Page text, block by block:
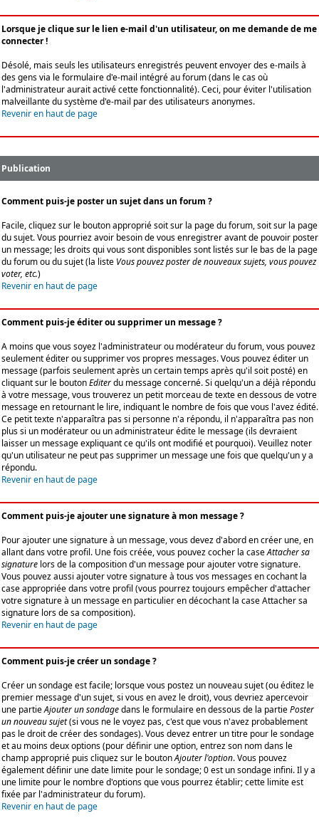
Lorsque je clique sur le lien e-mail d'un utilisateur, on me demande de me
connecter !
Désolé, mais seuls les utilisateurs enregistrés peuvent envoyer des e-mails à
des gens via le formulaire d'e-mail intégré au forum (dans le cas où
l'administrateur aurait activé cette fonctionnalité). Ceci, pour éviter l'utilisation
malveillante du système d'e-mail par des utilisateurs anonymes.
Revenir en haut de page
Publication
Comment puis-je poster un sujet dans un forum ?
Facile, cliquez sur le bouton approprié soit sur la page du forum, soit sur la page
du sujet. Vous pourriez avoir besoin de vous enregistrer avant de pouvoir poster
un message; les droits qui vous sont disponibles sont listés sur le bas de la page
du forum ou du sujet (la liste Vous pouvez poster de nouveaux sujets, vous pouvez
voter, etc.)
Revenir en haut de page
Comment puis-je éditer ou supprimer un message ?
A moins que vous soyez l'administrateur ou modérateur du forum, vous pouvez
seulement éditer ou supprimer vos propres messages. Vous pouvez éditer un
message (parfois seulement après un certain temps après qu'il soit posté) en
cliquant sur le boutonEditerdu message concerné. Si quelqu'un a déjà répondu
à votre message, vous trouverez un petit morceau de texte en dessous de votre
message en retournant le lire, indiquant le nombre de fois que vous l'avez édité.
Ce petit texte n'apparaîtra pas si personne n'a répondu, il n'apparaîtra pas non
plus si un modérateur ou un administrateur édite le message (ils devraient
laisser un message expliquant ce qu'ils ont modifié et pourquoi). Veuillez noter
qu'un utilisateur ne peut pas supprimer un message une fois que quelqu'un y a
répondu.
Revenir en haut de page
Comment puis-je ajouter une signature à mon message ?
Pour ajouter une signature à un message, vous devez d'abord en créer une, en
allant dans votre profil. Une fois créée, vous pouvez cocher la caseAttacher sa
signature lors de la composition d'un message pour ajouter votre signature.
Vous pouvez aussi ajouter votre signature à tous vos messages en cochant la
case appropriée dans votre profil (vous pourrez toujours empêcher d'attacher
votre signature à un message en particulier en décochant la case Attacher sa
signature lors de sa composition).
Revenir en haut de page
Comment puis-je créer un sondage ?
Créer un sondage est facile; lorsque vous postez un nouveau sujet (ou éditez le
premier message d'un sujet, si vous en avez le droit), vous devriez apercevoir
une partieAjouter un sondagedans le formulaire en dessous de la partiePoster
un nouveau sujet(si vous ne le voyez pas, c'est que vous n'avez probablement
pas le droit de créer des sondages). Vous devez entrer un titre pour le sondage
et au moins deux options (pour définir une option, entrez son nom dans le
champ approprié puis cliquez sur le boutonAjouter l'option. Vous pouvez
également définir une date limite pour le sondage; 0 est un sondage infini. Il y a
une limite pour le nombre d'options que vous pourrez établir; cette limite est
fixée par l'administrateur du forum).
Revenir en haut de page